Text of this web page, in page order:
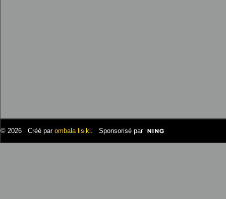
© 2026 Créé par ombala lisiki. Sponsorisé par